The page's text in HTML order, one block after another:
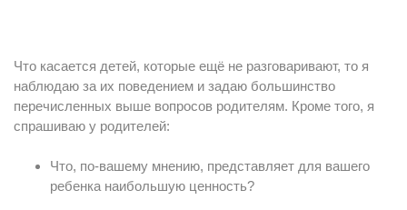
Что касается детей, которые ещё не разговаривают, то я
наблюдаю за их поведением и задаю большинство
перечисленных выше вопросов родителям. Кроме того, я
спрашиваю у родителей:
Что, по-вашему мнению, представляет для вашего
ребенка наибольшую ценность?